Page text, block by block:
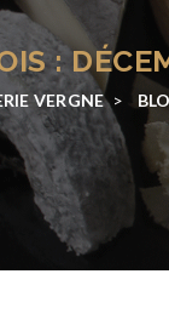
:
VERGNE>